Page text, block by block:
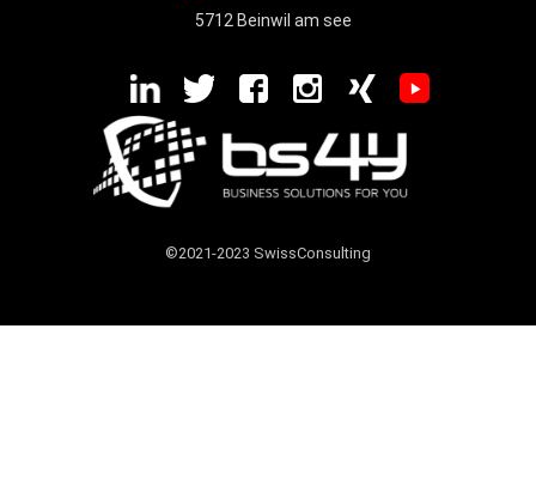
©2021-2023 SwissConsulting
5712 Beinwil am see